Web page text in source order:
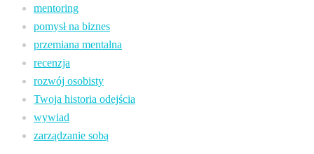
mentoring
pomysł na biznes
przemiana mentalna
recenzja
rozwój osobisty
Twoja historia odejścia
wywiad
zarządzanie sobą